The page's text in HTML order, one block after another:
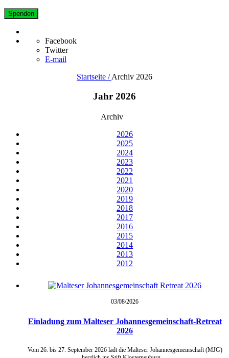
Spenden
Facebook
Twitter
E-mail
Startseite / Archiv 2026
Jahr 2026
Archiv
2026
2025
2024
2023
2022
2021
2020
2019
2018
2017
2016
2015
2014
2013
2012
03/08/2026
Einladung zum Malteser Johannesgemeinschaft-Retreat
2026
Vom 26. bis 27. September 2026 lädt die Malteser Johannesgemeinschaft (MJG)